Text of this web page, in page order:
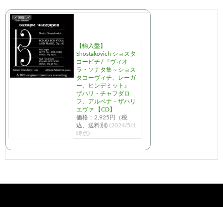
【輸入盤】
Shostakovich ショスタ
コービチ / 『ヴィオ
ラ・ソナタ集～ショス
タコーヴィチ、レーガ
ー、ヒンデミット』
ザハリ・チャフダロ
フ、アルベナ・ザハリ
エヴァ 【CD】
価格：2,925円（税
込、送料別) (2024/5/1
時点)